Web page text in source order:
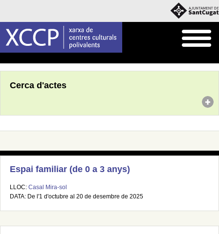
Cerca d'actes
Espai familiar (de 0 a 3 anys)
LLOC: Casal Mira-sol
DATA: De l'1 d'octubre al 20 de desembre de 2025